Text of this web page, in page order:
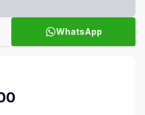
WhatsApp